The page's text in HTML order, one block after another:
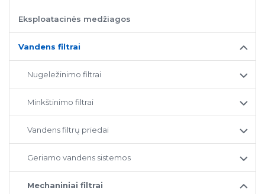
Eksploatacinės medžiagos
Vandens filtrai
Nugeležinimo filtrai
Minkštinimo filtrai
Vandens filtrų priedai
Geriamo vandens sistemos
Mechaniniai filtrai